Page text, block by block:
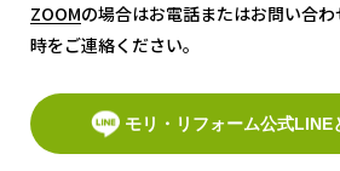
ZOOM
ZOOMの場合はお電話またはお問い合
時をご連絡ください。
モリ・リフォーム公式LINE